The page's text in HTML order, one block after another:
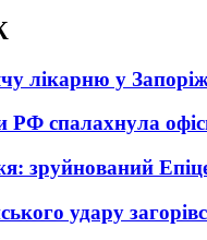
лікарню у
РФ спалахнула
зруйнований
удару